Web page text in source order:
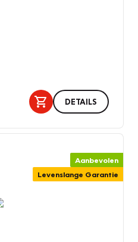
DETAILS
Aanbevolen
Levenslange Garantie